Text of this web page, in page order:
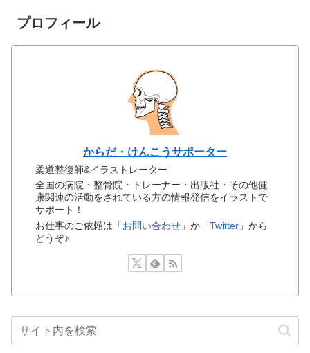
プロフィール
からだ・けんこうサポーター
柔道整復師&イラストレーター
全国の病院・整骨院・トレーナー・出版社・その他健
康関連の活動をされている方の情報発信をイラストで
サポート！
お仕事のご依頼は「お問い合わせ 」か「Twitter 」から
どうぞ♪